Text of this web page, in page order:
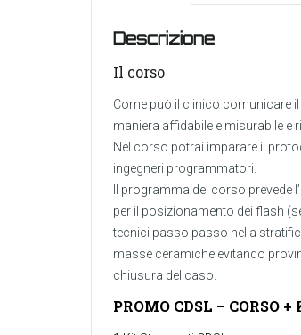
Descrizione
Il corso
Come può il clinico comunicare
maniera affidabile e misurabile e
Nel corso potrai imparare il
ingegneri programmatori.
Il programma del corso prevede
per il posizionamento dei flash
tecnici passo passo nella
masse ceramiche evitando
chiusura del caso.
PROMO CDSL – CORSO +